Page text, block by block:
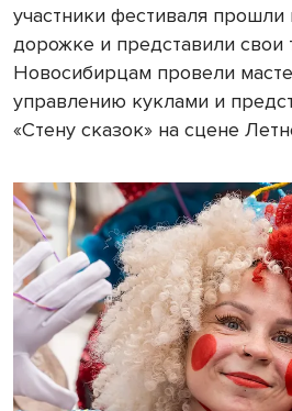
участники фестиваля прошли
дорожке и представили свои
Новосибирцам провели
управлению куклами и
«Стену сказок» на сцене